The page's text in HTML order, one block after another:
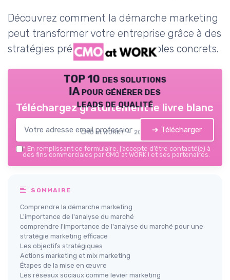
Découvrez comment la démarche marketing
peut transformer votre entreprise grâce à des
stratégies précises et des exemples concrets.
TOP 10 des solutions
IA pour générer des
leads de qualité
CMO at WORK ! — 2026
Téléchargez gratuitement le livre blanc
➔ Télécharger
* En remplissant ce formulaire, j’accepte d’être contacté(e) à
des fins commerciales par CMO at WORK ! et ses partenaires.
SOMMAIRE
Comprendre la démarche marketing
L'importance de l'analyse du marché
comprendre l'importance de l'analyse du marché pour une
stratégie marketing efficace
Les objectifs stratégiques
Actions marketing et mix marketing
Étapes de la mise en œuvre
Les réseaux sociaux comme levier marketing